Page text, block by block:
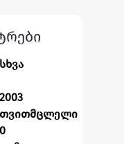
სხვა
2003
თვითმცლელი
0